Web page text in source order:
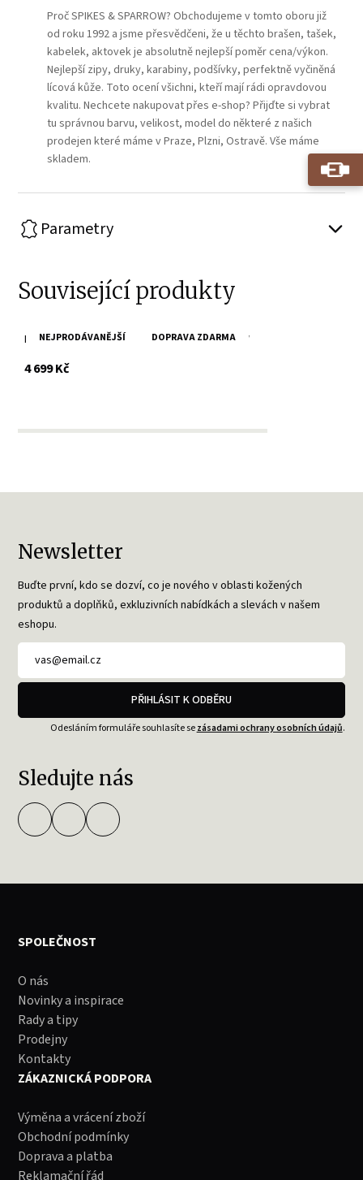
Proč SPIKES & SPARROW? Obchodujeme v tomto oboru již
od roku 1992 a jsme přesvědčeni, že u těchto brašen, tašek,
kabelek, aktovek je absolutně nejlepší poměr cena/výkon.
Nejlepší zipy, druky, karabiny, podšívky, perfektně vyčiněná
lícová kůže. Toto ocení všichni, kteří mají rádi opravdovou
kvalitu. Nechcete nakupovat přes e-shop? Přijďte si vybrat
tu správnou barvu, velikost, model do některé z našich
prodejen které máme v Praze, Plzni, Ostravě. Vše máme
skladem.
Parametry
Související produkty
NEJPRODÁVANĚJŠÍ DOPRAVA ZDARMA
Hnědá kožená taška/batoh SPIKES & SPARROW
4 699 Kčs DPH
Newsletter
Buďte první, kdo se dozví, co je nového v oblasti kožených
produktů a doplňků, exkluzivních nabídkách a slevách v našem
eshopu.
PŘIHLÁSIT K ODBĚRU
Odesláním formuláře souhlasíte sezásadami ochrany osobních údajů.
Sledujte nás
SPOLEČNOST
O nás
Novinky a inspirace
Rady a tipy
Prodejny
Kontakty
ZÁKAZNICKÁ PODPORA
Výměna a vrácení zboží
Obchodní podmínky
Doprava a platba
Reklamační řád